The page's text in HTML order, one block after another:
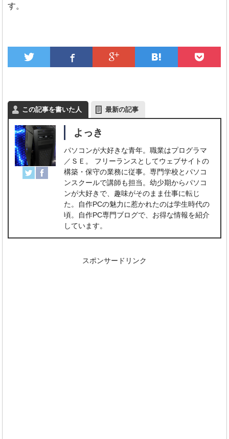
す。
この記事を書いた人 最新の記事
よっき
パソコンが大好きな青年。職業はプログラマ
／ＳＥ。 フリーランスとしてウェブサイトの
構築・保守の業務に従事。専門学校とパソコ
ンスクールで講師も担当。幼少期からパソコ
ンが大好きで、趣味がそのまま仕事に転じ
た。自作PCの魅力に惹かれたのは学生時代の
頃。自作PC専門ブログで、お得な情報を紹介
しています。
スポンサードリンク